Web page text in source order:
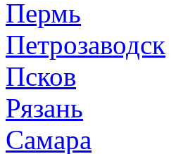
Пермь
Петрозаводск
Псков
Рязань
Самара